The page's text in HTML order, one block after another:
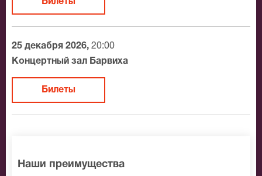
популярны будут
публики.
Билеты
25 декабря 2026, 20:00
Концертный зал Барвиха
Билеты
Наши преимущества